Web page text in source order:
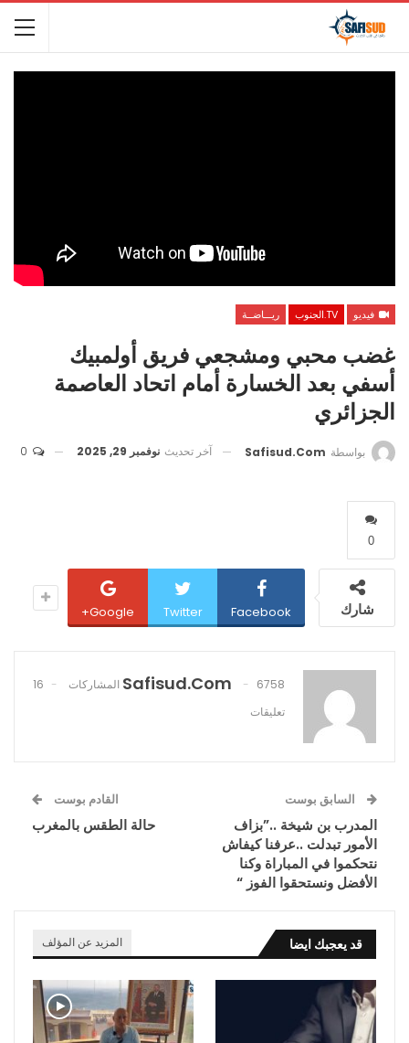
فيديو TV.الجنوب ريـــاضــة
غضب محبي ومشجعي فريق أولمبيك
أسفي بعد الخسارة أمام اتحاد العاصمة
الجزائري
بواسطة Safisud.com آخر تحديث نوفمبر 29, 2025
0
شارك Facebook
Twitter
Google+
Safisud.com 6758 المشاركات
16
تعليقات
السابق بوست
المدرب بن شيخة ..”بزاف
الأمور تبدلت ..عرفنا كيفاش
نتحكموا في المباراة وكنا
الأفضل ونستحقوا الفوز “
القادم بوست
حالة الطقس بالمغرب
قد يعجبك ايضا المزيد عن المؤلف